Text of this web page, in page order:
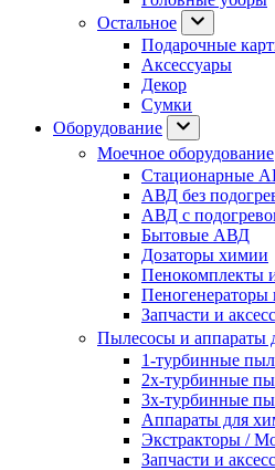
Остальное
Подарочные
Аксессуары
Декор
Сумки
Оборудование
Моечное оборудование
Стационарные
АВД без
АВД с
Бытовые АВД
Дозаторы химии
Пенокомплекты
Запчасти и
Пылесосы и аппараты
1-турбинные
2х-турбинные
3х-турбинные
Аппараты для
Экстракторы /
Запчасти и